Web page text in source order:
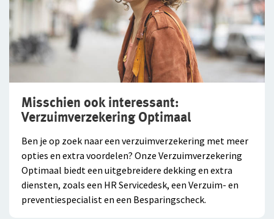
Misschien ook interessant:
Verzuimverzekering Optimaal
Ben je op zoek naar een verzuimverzekering met meer
opties en extra voordelen? Onze Verzuimverzekering
Optimaal biedt een uitgebreidere dekking en extra
diensten, zoals een HR Servicedesk, een Verzuim- en
preventiespecialist en een Besparingscheck.